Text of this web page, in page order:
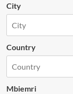
City
Country
Mbiemri